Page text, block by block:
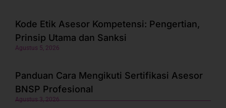
Kode Etik Asesor Kompetensi: Pengertian,
Prinsip Utama dan Sanksi
Agustus 5, 2026
Panduan Cara Mengikuti Sertifikasi Asesor
BNSP Profesional
Agustus 3, 2026